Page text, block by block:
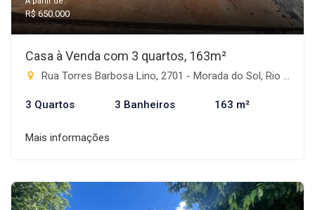
R$ 650.000
Casa à Venda com 3 quartos, 163m²
Rua Torres Barbosa Lino, 2701 - Morada do Sol, Rio Brilhante-MS
3 Quartos 3 Banheiros 163 m²
Mais informações